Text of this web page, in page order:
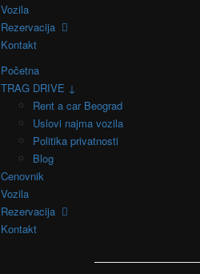
Vozila
Rezervacija
Kontakt
Početna
TRAG DRIVE ↓
Rent a car Beograd
Uslovi najma vozila
Politika privatnosti
Blog
Cenovnik
Vozila
Rezervacija
Kontakt